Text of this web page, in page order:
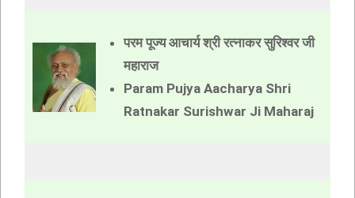
परम पूज्य आचार्य श्री रत्नाकर सुरिश्वर जी
महाराज
Param Pujya Aacharya Shri
Ratnakar Surishwar Ji Maharaj